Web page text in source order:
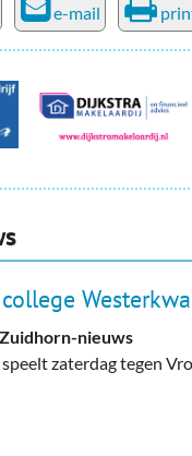
e-mail
Zuidhorn-nieuws
speelt zaterdag tegen